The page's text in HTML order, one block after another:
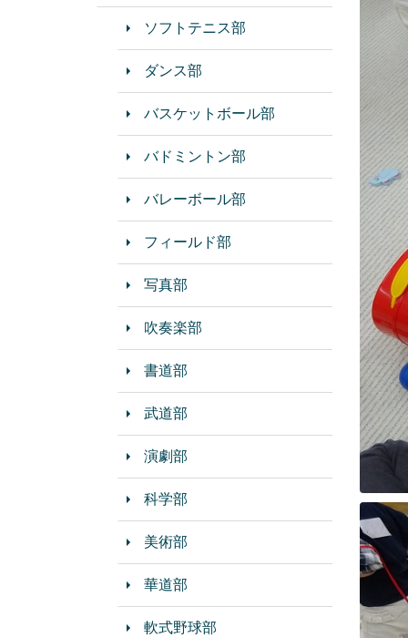
ソフトテニス部
ダンス部
バスケットボール部
バドミントン部
バレーボール部
フィールド部
写真部
吹奏楽部
書道部
武道部
演劇部
科学部
美術部
華道部
軟式野球部